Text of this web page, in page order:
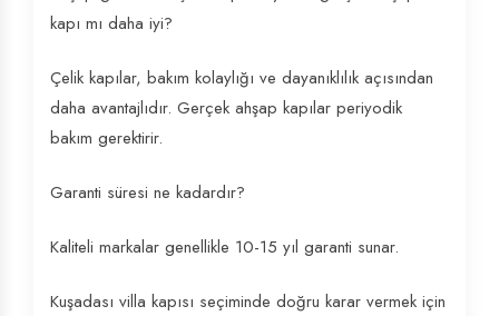
kapı mı daha iyi?
Çelik kapılar, bakım kolaylığı ve dayanıklılık açısından
daha avantajlıdır. Gerçek ahşap kapılar periyodik
bakım gerektirir.
Garanti süresi ne kadardır?
Kaliteli markalar genellikle 10-15 yıl garanti sunar.
Kuşadası villa kapısı seçiminde doğru karar vermek için